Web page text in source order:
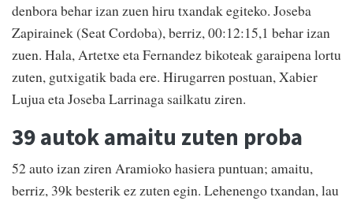
denbora behar izan zuen hiru txandak egiteko. Joseba
Zapirainek (Seat Cordoba), berriz, 00:12:15,1 behar izan
zuen. Hala, Artetxe eta Fernandez bikoteak garaipena lortu
zuten, gutxigatik bada ere. Hirugarren postuan, Xabier
Lujua eta Joseba Larrinaga sailkatu ziren.
39 autok amaitu zuten proba
52 auto izan ziren Aramioko hasiera puntuan; amaitu,
berriz, 39k besterik ez zuten egin. Lehenengo txandan, lau